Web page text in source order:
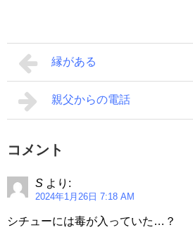
縁がある
親父からの電話
コメント
S より:
2024年1月26日 7:18 AM
シチューには毒が入っていた…？